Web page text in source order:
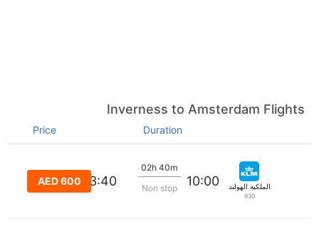
Inverness to Amsterdam Flights
Duration
Price
الملكية الهولندية كي إل إم
930
10:00
02h 40m
Non stop
13:40
AED 600